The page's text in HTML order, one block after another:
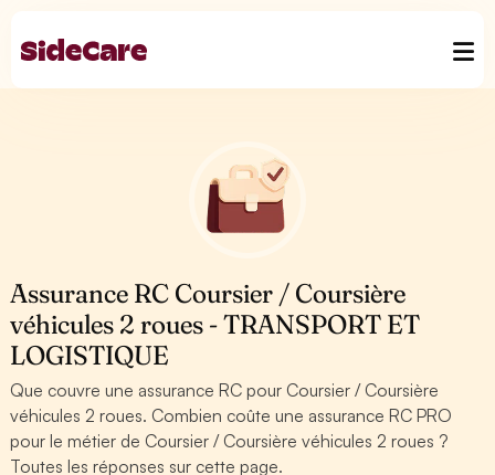
Assurance RC Coursier / Coursière
véhicules 2 roues - TRANSPORT ET
LOGISTIQUE
Que couvre une assurance RC pour Coursier / Coursière
véhicules 2 roues. Combien coûte une assurance RC PRO
pour le métier de Coursier / Coursière véhicules 2 roues ?
Toutes les réponses sur cette page.